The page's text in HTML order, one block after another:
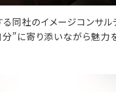
同社のイメージコンサル
”に寄り添いながら魅力